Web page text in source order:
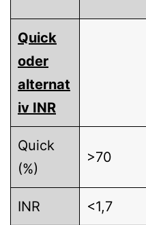
Quick
oder
alternat
iv INR
Quick
(%)
>70
INR <1,7